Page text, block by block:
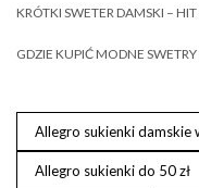
KRÓTKI SWETER DAMSKI –
GDZIE KUPIĆ MODNE
Allegro sukienki damskie
Allegro sukienki do 50 zł